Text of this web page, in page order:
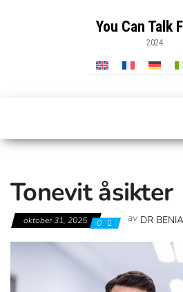
You Can Talk
2024
Tonevit åsikter
oktober 31, 2025 0 av DR